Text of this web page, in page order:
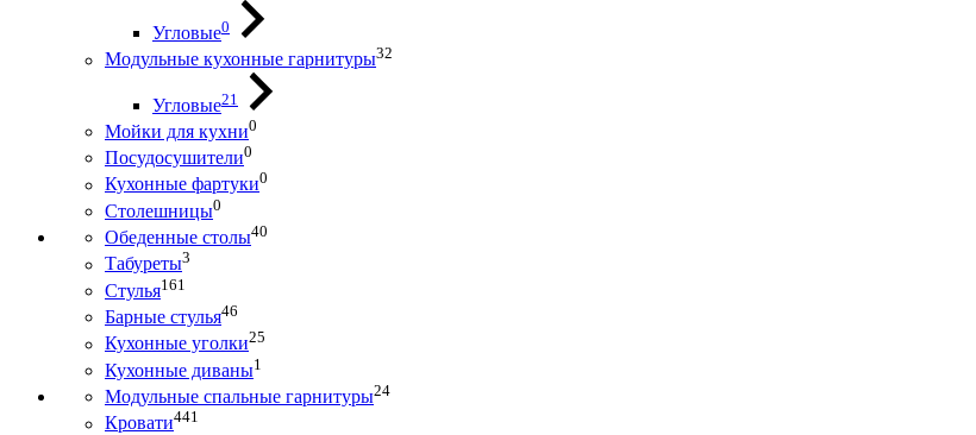
Угловые0
Модульные кухонные гарнитуры32
Угловые21
Мойки для кухни0
Посудосушители0
Кухонные фартуки0
Столешницы0
Обеденные столы40
Табуреты3
Стулья161
Барные стулья46
Кухонные уголки25
Кухонные диваны1
Модульные спальные гарнитуры24
Кровати441